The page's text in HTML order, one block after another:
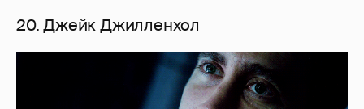
20. Джейк Джилленхол